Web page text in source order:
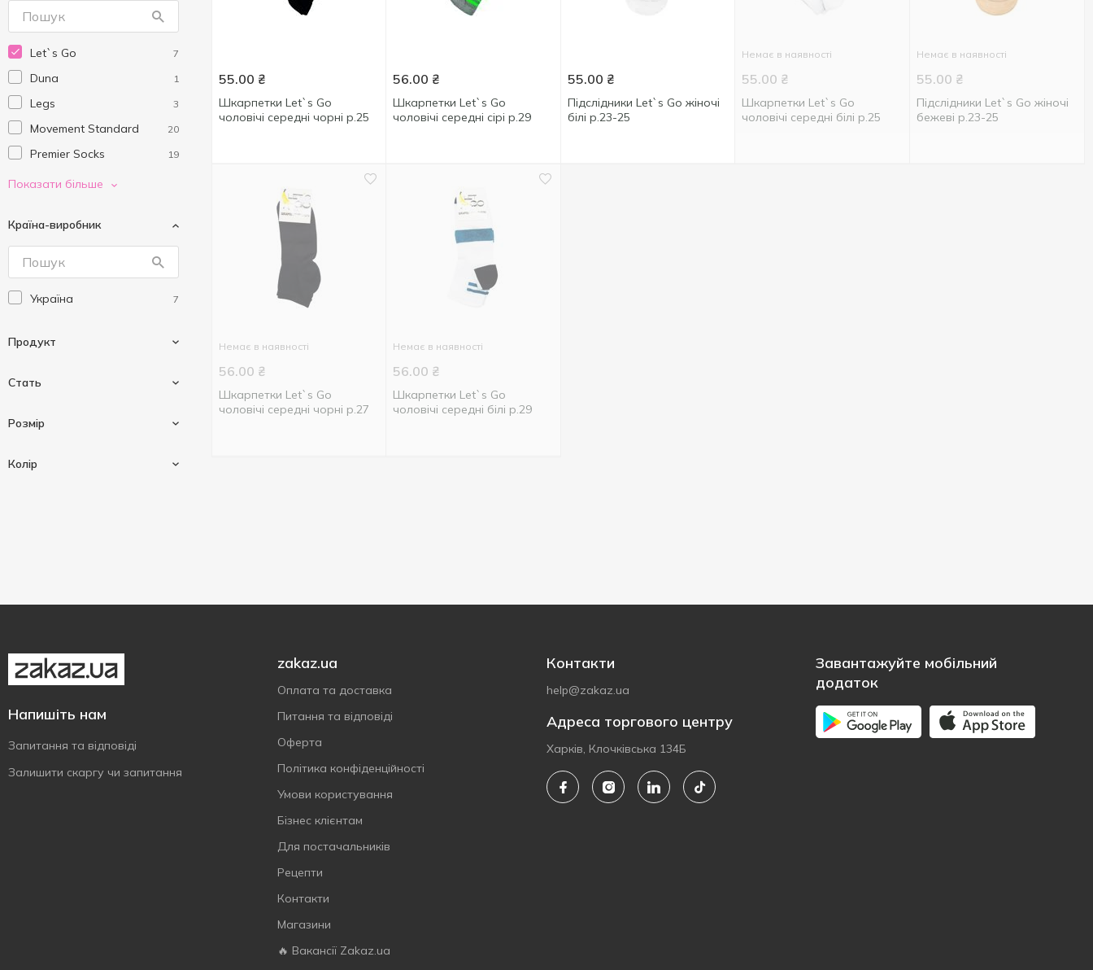
Let`s Go 7
Duna 1
Legs 3
Movement Standard 20
Premier Socks 19
V&T
Житомирська пара 1
Легка Хода
Показати більше
Країна-виробник
Україна 7
Продукт
Підслідники
Стать
Для жінок
Розмір
Колір
55.00 ₴
Шкарпетки Let`s Go
чоловічі середні чорні р.25
56.00 ₴
Шкарпетки Let`s Go
чоловічі середні сірі р.29
55.00 ₴
Підслідники Let`s Go жіночі
білі р.23-25
Немає в наявності
55.00 ₴
Шкарпетки Let`s Go
чоловічі середні білі р.25
Немає в наявності
55.00 ₴
Підслідники Let`s Go жіночі
бежеві р.23-25
Немає в наявності
56.00 ₴
Шкарпетки Let`s Go
чоловічі середні чорні р.27
Немає в наявності
56.00 ₴
Шкарпетки Let`s Go
чоловічі середні білі р.29
Напишіть нам
Запитання та відповіді
Залишити скаргу чи запитання
zakaz.ua
Оплата та доставка
Питання та відповіді
Оферта
Політика конфіденційності
Умови користування
Бізнес клієнтам
Для постачальників
Рецепти
Контакти
Магазини
🔥 Вакансії Zakaz.ua
Контакти
help@zakaz.ua
Адреса торгового центру
Харків, Клочківська 134Б
Завантажуйте мобільний
додаток